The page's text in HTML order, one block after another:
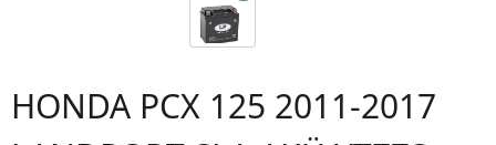
HONDA PCX 125 2011-2017